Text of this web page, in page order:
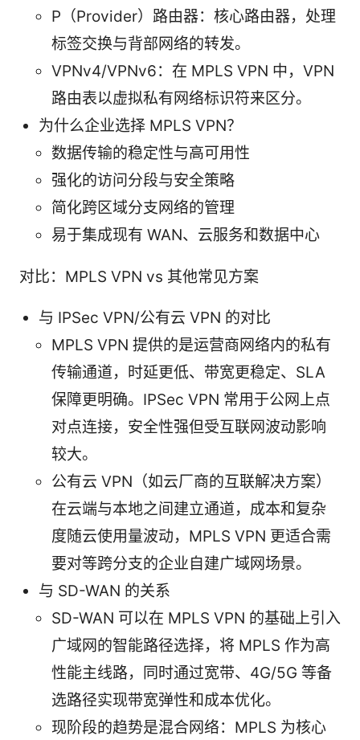
P（Provider）路由器：核心路由器，处理
标签交换与背部网络的转发。
VPNv4/VPNv6：在 MPLS VPN 中，VPN
路由表以虚拟私有网络标识符来区分。
为什么企业选择 MPLS VPN？
数据传输的稳定性与高可用性
强化的访问分段与安全策略
简化跨区域分支网络的管理
易于集成现有 WAN、云服务和数据中心
对比：MPLS VPN vs 其他常见方案
与 IPSec VPN/公有云 VPN 的对比
MPLS VPN 提供的是运营商网络内的私有
传输通道，时延更低、带宽更稳定、SLA
保障更明确。IPSec VPN 常用于公网上点
对点连接，安全性强但受互联网波动影响
较大。
公有云 VPN（如云厂商的互联解决方案）
在云端与本地之间建立通道，成本和复杂
度随云使用量波动，MPLS VPN 更适合需
要对等跨分支的企业自建广域网场景。
与 SD-WAN 的关系
SD-WAN 可以在 MPLS VPN 的基础上引入
广域网的智能路径选择，将 MPLS 作为高
性能主线路，同时通过宽带、4G/5G 等备
选路径实现带宽弹性和成本优化。
现阶段的趋势是混合网络：MPLS 为核心